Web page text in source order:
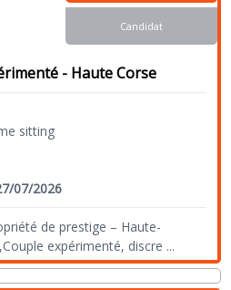
- Haute Corse
sitting
07/2026
de prestige – Haute-
expérimenté, discre ...
Candidat